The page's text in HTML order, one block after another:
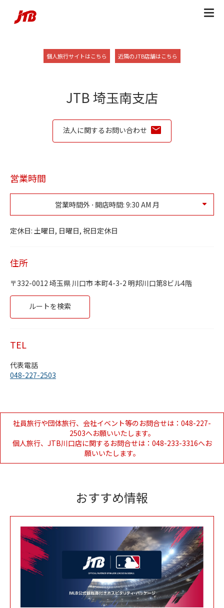
個人旅行サイトはこちら Link Opens in New Tab
近隣のJTB店舗はこちら
JTB 埼玉南支店
法人に関するお問い合わせ
営業時間
営業時間外 ⋅ 開店時間: 9:30 AM 月
日曜日
定休日
水曜日
金曜日
9:30 AM-5:30 PM
定休日: 土曜日, 日曜日, 祝日定休日
住所
332-0012 埼玉県川口市 本町4-3-2 明邦川口第8ビル4階
ルートを検索
TEL
代表電話
048-227-2503
社員旅行や団体旅行、会社イベント等のお問合せは：048-227-
2503へお願いいたします。
個人旅行、JTB川口店に関するお問合せは：048-233-3316へお
願いいたします。
おすすめ情報